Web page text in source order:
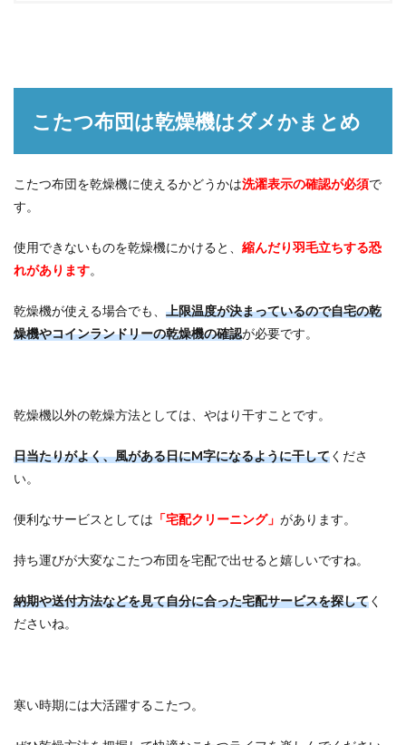
こたつ布団は乾燥機はダメかまとめ
こたつ布団を乾燥機に使えるかどうかは洗濯表示の確認が必須で
す。
使用できないものを乾燥機にかけると、 縮んだり羽毛立ちする恐
れがあります。
乾燥機が使える場合でも、 上限温度が決まっているので自宅の乾
燥機やコインランドリーの乾燥機の確認が必要です。
乾燥機以外の乾燥方法としては、やはり干すことです。
日当たりがよく、風がある日にM字になるように干してくださ
い。
便利なサービスとしては 「宅配クリーニング」 があります。
持ち運びが大変なこたつ布団を宅配で出せると嬉しいですね。
納期や送付方法などを見て自分に合った宅配サービスを探してく
ださいね。
寒い時期には大活躍するこたつ。